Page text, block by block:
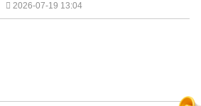
2026-07-19 13:04